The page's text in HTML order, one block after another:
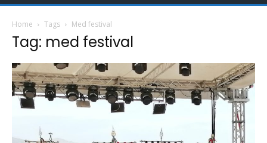
Home Tags Med festival
Tag: med festival